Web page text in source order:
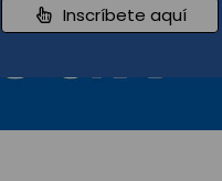
Inscríbete aquí